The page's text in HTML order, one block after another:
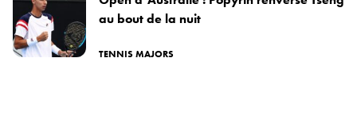
au bout de la nuit
TENNIS MAJORS